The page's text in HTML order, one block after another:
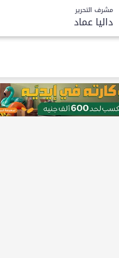
مشرف التحرير
داليا عماد